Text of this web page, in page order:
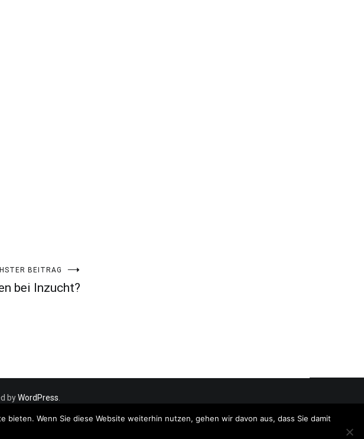
BEITRAG
bei Inzucht?
byWordPress
Wenn Sie diese Website weiterhin nutzen, gehen wir davon aus, dass Sie damit